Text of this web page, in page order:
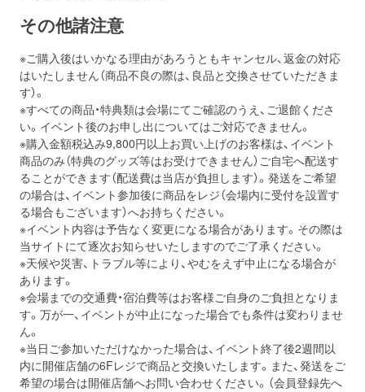
その他諸注意
※ご購入後はいかなる理由があろうともキャンセル、返金の対応
はいたしません（商品不良の際は、良品と交換させていただきま
す）。
※すべての商品・特典類は会場にてご確認のうえ、ご退館くださ
い。イベント後のお申し出についてはご対応できません。
※購入金額税込み9,800円以上お買い上げのお客様は、イベント
商品のみ（特典のグッズ等はお受けできません）ご自宅へ配送す
ることができます（配送費は当店が負担します）。発送をご希望
の場合は、イベント参加後に商品をレジ（会場内に受付を設置す
る場合もございます）へお持ちください。
※イベント内容は予告なく変更になる場合があります。その際は
当サイトにて逐次お知らせいたしますのでご了承ください。
※天候や災害、トラブル等により、やむをえず中止になる場合が
あります。
※会場までの交通費・宿泊費等はお客様ご自身のご負担となりま
す。万が一、イベントが中止になった場合でも条件は変わりませ
ん。
※当日ご参加いただけなかった場合は、イベント終了後2週間以
内に開催店舗の6Fレジで商品と交換いたします。また、発送をご
希望の場合は開催店舗へお問い合わせください。（会員登録先へ